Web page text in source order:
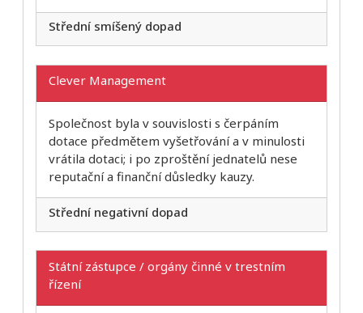
Střední smíšený dopad
Clever Management
Společnost byla v souvislosti s čerpáním
dotace předmětem vyšetřování a v minulosti
vrátila dotaci; i po zproštění jednatelů nese
reputační a finanční důsledky kauzy.
Střední negativní dopad
Státní zástupce / orgány činné v trestním
řízení